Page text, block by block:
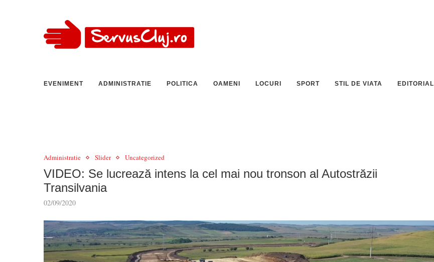
EVENIMENT ADMINISTRATIE POLITICA OAMENI LOCURI SPORT STIL DE VIATA EDITORIAL
Administratie Slider Uncategorized
VIDEO: Se lucrează intens la cel mai nou tronson al Autostrăzii
Transilvania
02/09/2020